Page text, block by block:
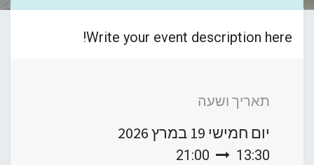
Write your event description here!
תאריך ושעה
יום חמישי 19 במרץ 2026
13:30
21:00